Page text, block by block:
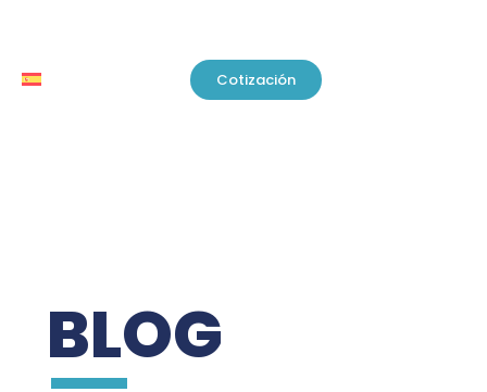
Cotización
BLOG